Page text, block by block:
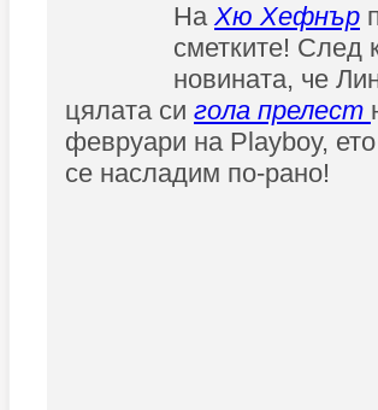
НаХю Хефнър
сметките! След
новината, че
цялата си гола прелест
февруари на Playboy,
се насладим по-рано!